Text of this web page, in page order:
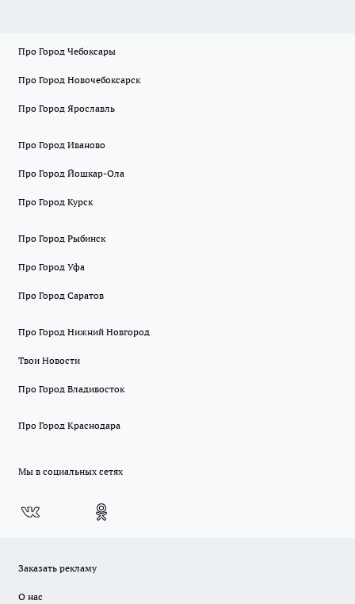
Про Город Чебоксары
Про Город Новочебоксарск
Про Город Ярославль
Про Город Иваново
Про Город Йошкар-Ола
Про Город Курск
Про Город Рыбинск
Про Город Уфа
Про Город Саратов
Про Город Нижний Новгород
Твои Новости
Про Город Владивосток
Про Город Краснодара
Мы в социальных сетях
Заказать рекламу
О нас